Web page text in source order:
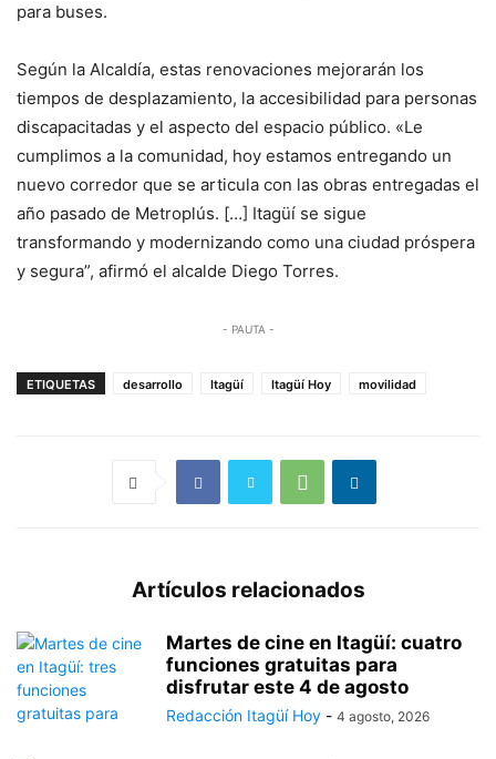
para buses.
Según la Alcaldía, estas renovaciones mejorarán los
tiempos de desplazamiento, la accesibilidad para personas
discapacitadas y el aspecto del espacio público. «Le
cumplimos a la comunidad, hoy estamos entregando un
nuevo corredor que se articula con las obras entregadas el
año pasado de Metroplús. […] Itagüí se sigue
transformando y modernizando como una ciudad próspera
y segura”, afirmó el alcalde Diego Torres.
- PAUTA -
ETIQUETAS desarrollo Itagüí Itagüí Hoy movilidad
Artículos relacionados
Martes de cine en Itagüí: cuatro
funciones gratuitas para
disfrutar este 4 de agosto
Redacción Itagüí Hoy - 4 agosto, 2026